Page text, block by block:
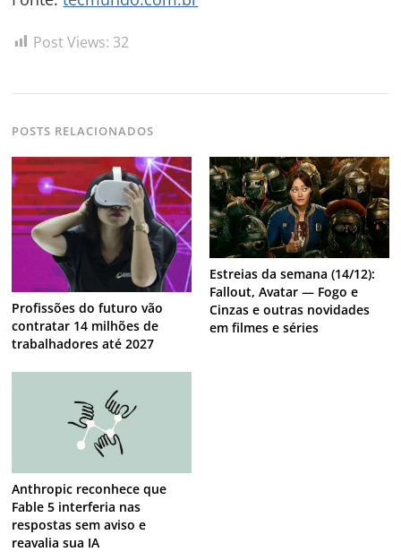
Post Views: 32
POSTS RELACIONADOS
Profissões do futuro vão
contratar 14 milhões de
trabalhadores até 2027
Estreias da semana (14/12):
Fallout, Avatar — Fogo e
Cinzas e outras novidades
em filmes e séries
Anthropic reconhece que
Fable 5 interferia nas
respostas sem aviso e
reavalia sua IA